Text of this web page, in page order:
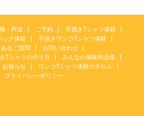
・料金 ご予約
手描きTシャツ体験
ック体験
手描きワンコTシャツ体験
あるご質問
お問い合わせ
Tシャツの作り方
みんなの体験作品集
お知らせ
ワンコTシャツ体験のチロル
プライバシーポリシー